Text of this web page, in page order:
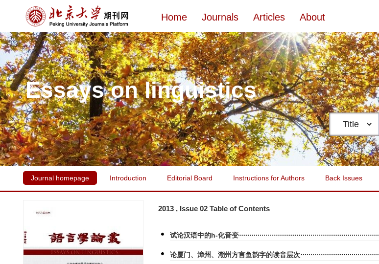
Home Journals Articles About
Essays on linguistics
Journal homepage Introduction Editorial Board Instructions for Authors Back Issues
2013 , Issue 02 Table of Contents
试论汉语中的h-化音变
论厦门、漳州、潮州方言鱼韵字的读音层次